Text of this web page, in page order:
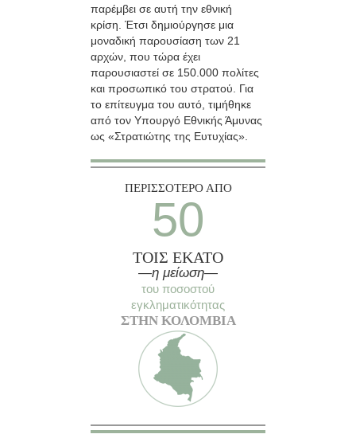
παρέμβει σε αυτή την εθνική
κρίση. Έτσι δημιούργησε μια
μοναδική παρουσίαση των 21
αρχών, που τώρα έχει
παρουσιαστεί σε 150.000 πολίτες
και προσωπικό του στρατού. Για
το επίτευγμα του αυτό, τιμήθηκε
από τον Υπουργό Εθνικής Άμυνας
ως «Στρατιώτης της Ευτυχίας».
ΠΕΡΙΣΣΟΤΕΡΟ ΑΠΟ
50
ΤΟΙΣ ΕΚΑΤΟ
—η μείωση—
του ποσοστού
εγκληματικότητας
ΣΤΗΝ ΚΟΛΟΜΒΙΑ